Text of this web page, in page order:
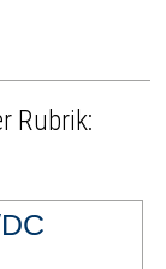
Rubrik: